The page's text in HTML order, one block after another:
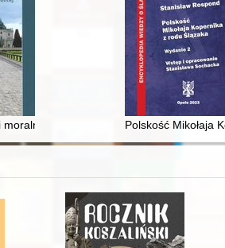
synów szlacheckich w XVI-
Polskość Mikołaja